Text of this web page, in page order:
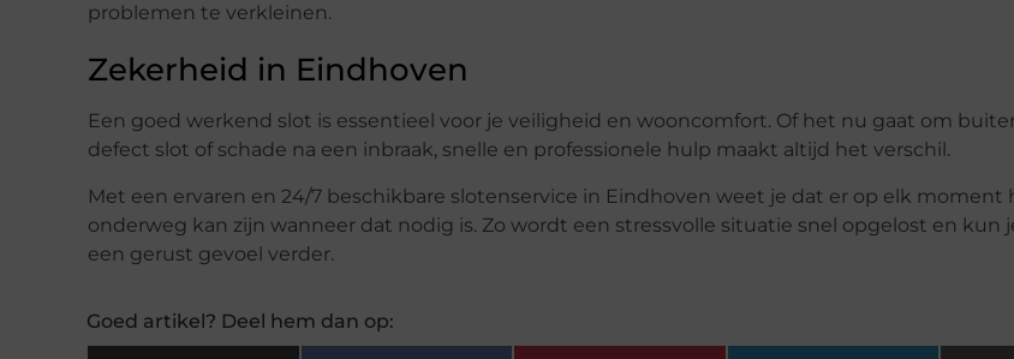
problemen te verkleinen.
Zekerheid in Eindhoven
Een goed werkend slot is essentieel voor je veiligheid en wooncomfort. Of het nu gaat om
defect slot of schade na een inbraak, snelle en professionele hulp maakt altijd het verschil.
Met een ervaren en 24/7 beschikbare slotenservice in Eindhoven weet je dat er op elk moment
onderweg kan zijn wanneer dat nodig is. Zo wordt een stressvolle situatie snel opgelost en kun
een gerust gevoel verder.
Goed artikel? Deel hem dan op: